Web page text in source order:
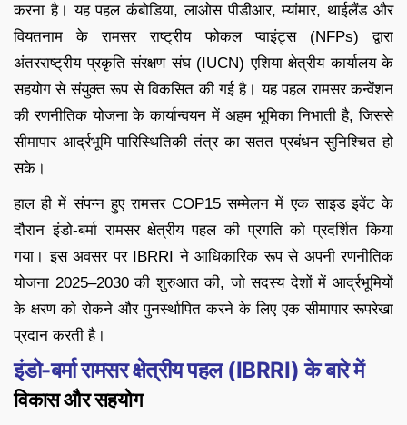
करना है। यह पहल कंबोडिया, लाओस पीडीआर, म्यांमार, थाईलैंड और
वियतनाम के रामसर राष्ट्रीय फोकल प्वाइंट्स (NFPs) द्वारा
अंतरराष्ट्रीय प्रकृति संरक्षण संघ (IUCN) एशिया क्षेत्रीय कार्यालय के
सहयोग से संयुक्त रूप से विकसित की गई है। यह पहल रामसर कन्वेंशन
की रणनीतिक योजना के कार्यान्वयन में अहम भूमिका निभाती है, जिससे
सीमापार आर्द्रभूमि पारिस्थितिकी तंत्र का सतत प्रबंधन सुनिश्चित हो
सके।
हाल ही में संपन्न हुए रामसर COP15 सम्मेलन में एक साइड इवेंट के
दौरान इंडो-बर्मा रामसर क्षेत्रीय पहल की प्रगति को प्रदर्शित किया
गया। इस अवसर पर IBRRI ने आधिकारिक रूप से अपनी रणनीतिक
योजना 2025–2030 की शुरुआत की, जो सदस्य देशों में आर्द्रभूमियों
के क्षरण को रोकने और पुनर्स्थापित करने के लिए एक सीमापार रूपरेखा
प्रदान करती है।
इंडो-बर्मा रामसर क्षेत्रीय पहल (IBRRI) के बारे में
विकास और सहयोग